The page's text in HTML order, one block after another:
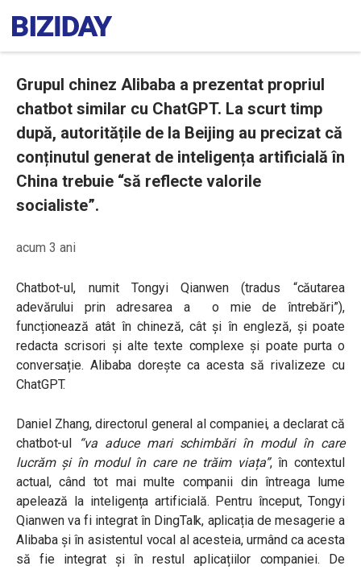
Grupul chinez Alibaba a prezentat propriul
chatbot similar cu ChatGPT. La scurt timp
după, autoritățile de la Beijing au precizat că
conținutul generat de inteligența artificială în
China trebuie “să reflecte valorile
socialiste”.
acum 3 ani
Chatbot-ul, numit Tongyi Qianwen (tradus “căutarea
adevărului prin adresarea a o mie de întrebări”),
funcționează atât în chineză, cât și în engleză, și poate
redacta scrisori și alte texte complexe și poate purta o
conversație. Alibaba dorește ca acesta să rivalizeze cu
ChatGPT.
Daniel Zhang, directorul general al companiei, a declarat că
chatbot-ul
“va aduce mari schimbări în modul în care
lucrăm și în modul în care ne trăim viața”, în contextul
actual, când tot mai multe companii din întreaga lume
apelează la inteligența artificială. Pentru început, Tongyi
Qianwen va fi integrat în DingTalk, aplicația de mesagerie a
Alibaba și în asistentul vocal al acesteia, urmând ca acesta
să fie integrat și în restul aplicațiilor companiei. De